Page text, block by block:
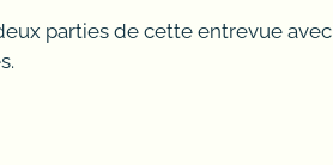
parties de cette entrevue avec